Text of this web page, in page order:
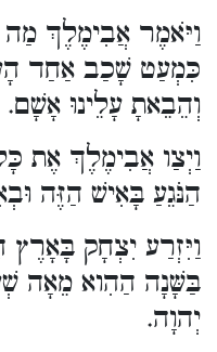
וַיֹּאמֶר אֲבִימֶלֶךְ מַה
כִּמְעַט שָׁכַב אַחַד
וְהֵבֵאתָ עָלֵינוּ אָשָׁם.
וַיְצַו אֲבִימֶלֶךְ אֶת
הַנֹּגֵעַ בָּאִישׁ הַזֶּה
וַיִּזְרַע יִצְחָק בָּאָרֶץ
בַּשָּׁנָה הַהִוא מֵאָה
יְהוָה.